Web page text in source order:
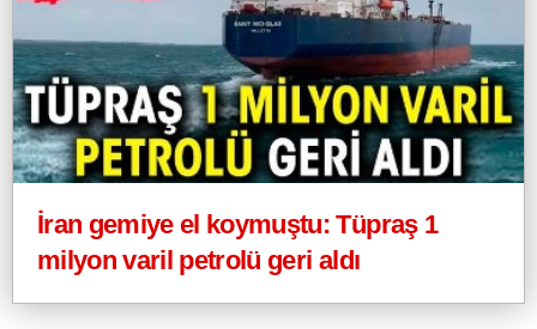
İran gemiye el koymuştu: Tüpraş 1
milyon varil petrolü geri aldı